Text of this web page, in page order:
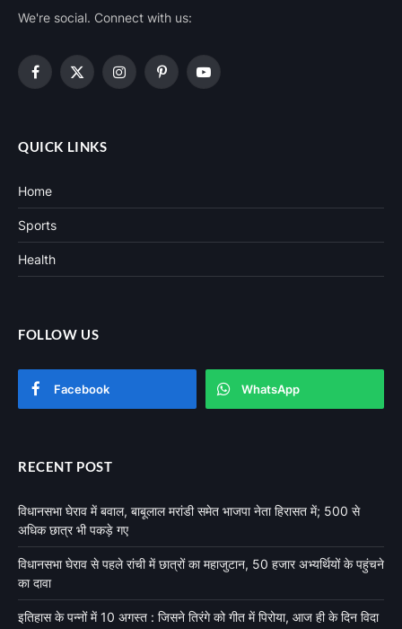
We're social. Connect with us:
Facebook
X
InstagramPinterestYouTube
QUICK LINKS
Home
Sports
Health
FOLLOW US
Facebook WhatsApp
RECENT POST
विधानसभा घेराव में बवाल, बाबूलाल मरांडी समेत भाजपा नेता हिरासत में; 500 से
अधिक छात्र भी पकड़े गए
विधानसभा घेराव से पहले रांची में छात्रों का महाजुटान, 50 हजार अभ्यर्थियों के पहुंचने
का दावा
इतिहास के पन्नों में 10 अगस्त : जिसने तिरंगे को गीत में पिरोया, आज ही के दिन विदा